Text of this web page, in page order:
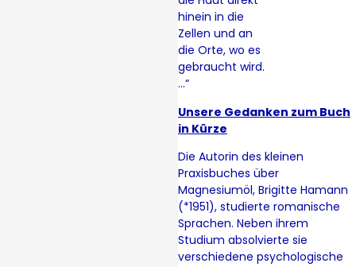
hinein in die
Zellen und an
die Orte, wo es
gebraucht wird.
…“
Unsere Gedanken zum Buch
in Kürze
Die Autorin des kleinen
Praxisbuches über
Magnesiumöl, Brigitte Hamann
(*1951), studierte romanische
Sprachen. Neben ihrem
Studium absolvierte sie
verschiedene psychologische